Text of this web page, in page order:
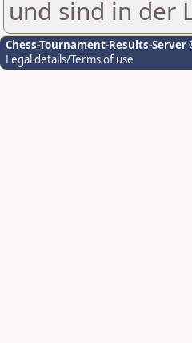
und sind in der
Chess-Tournament-Results-Server
Legal details/Terms of use